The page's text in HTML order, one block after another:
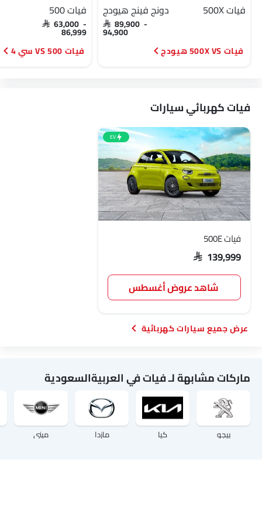
فيات 500X دونج فينج هيودج
SAR 89,900 -
94,900
فيات 500X VS هيودج
فيات 500
SAR 63,000 -
86,999
فيات 500 VS سي 4
فيات كهربائي سيارات
EV
فيات 500E
SAR 139,999
شاهد عروض أغسطس
سيارات كهربائية
ماركات مشابهة لـ فيات في العربيةالسعودية
بيجو كيا مازدا ميني